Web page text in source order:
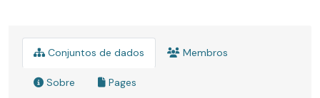
Conjuntos de dados Membros
Sobre Pages